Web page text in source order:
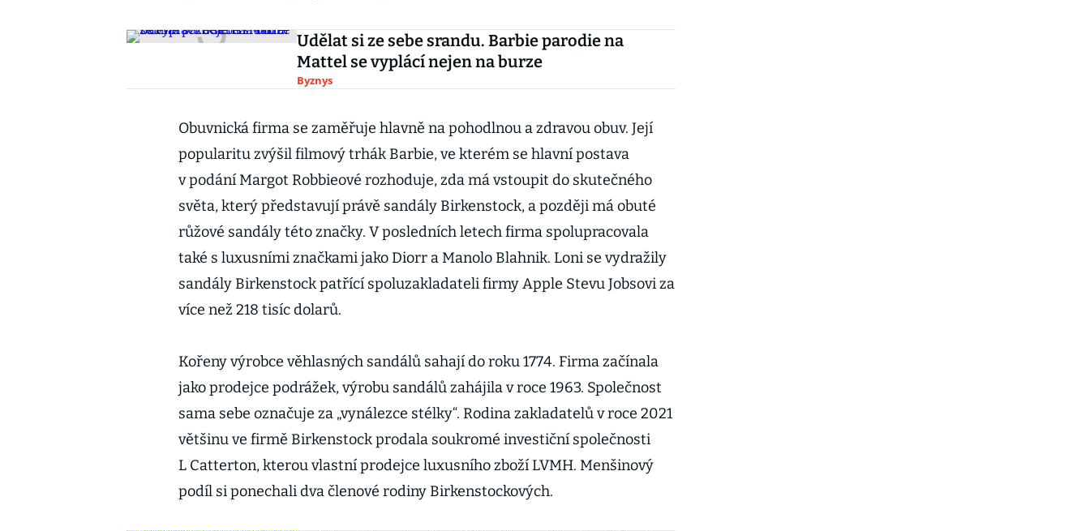
Udělat si ze sebe srandu. Barbie parodie na
Mattel se vyplácí nejen na burze
Byznys
Obuvnická firma se zaměřuje hlavně na pohodlnou a zdravou obuv. Její
popularitu zvýšil filmový trhák Barbie, ve kterém se hlavní postava
v podání Margot Robbieové rozhoduje, zda má vstoupit do skutečného
světa, který představují právě sandály Birkenstock, a později má obuté
růžové sandály této značky. V posledních letech firma spolupracovala
také s luxusními značkami jako Diorr a Manolo Blahnik. Loni se vydražily
sandály Birkenstock patřící spoluzakladateli firmy Apple Stevu Jobsovi za
více než 218 tisíc dolarů.
Kořeny výrobce věhlasných sandálů sahají do roku 1774. Firma začínala
jako prodejce podrážek, výrobu sandálů zahájila v roce 1963. Společnost
sama sebe označuje za „vynálezce stélky“. Rodina zakladatelů v roce 2021
většinu ve firmě Birkenstock prodala soukromé investiční společnosti
L Catterton, kterou vlastní prodejce luxusního zboží LVMH. Menšinový
podíl si ponechali dva členové rodiny Birkenstockových.